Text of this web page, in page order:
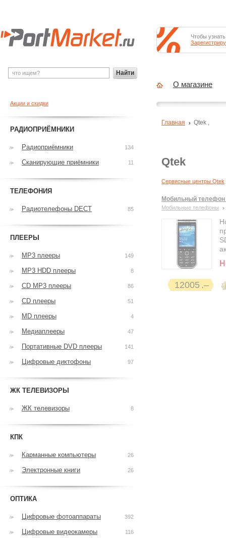
Qtek
Сервисные центры Qtek
Мобильный телефон
Мобильные телефоны
12005
Главная Qtek ,
Акции и скидки
РАДИОПРИЁМНИКИ
Радиоприёмники 134
Сканирующие приёмники 11
ТЕЛЕФОНИЯ
Радиотелефоны DECT 85
ПЛЕЕРЫ
MP3 плееры 149
MP3 HDD плееры 8
CD MP3 плееры 86
CD плееры 51
MD плееры 4
Медиаплееры 47
Портативные DVD плееры 141
Цифровые диктофоны 97
ЖК ТЕЛЕВИЗОРЫ
ЖК телевизоры 8
КПК
Карманные компьютеры 26
Электронные книги 26
ОПТИКА
Цифровые фотоаппараты 392
Цифровые видеокамеры 116
Найти
Чтобы
О магазине